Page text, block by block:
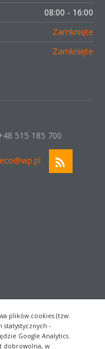
plików cookies (tzw.
statystycznych -
Google Analytics.
dobrowolna, w
08:00 - 16:00
Zamknięte
Zamknięte
515 185 700